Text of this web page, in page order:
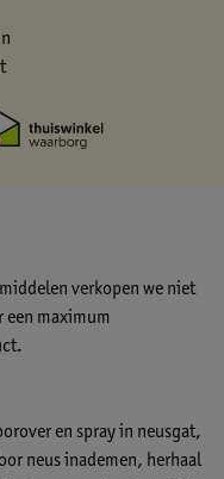
verkopen we niet
een maximum
en spray in neusgat,
neus inademen, herhaal